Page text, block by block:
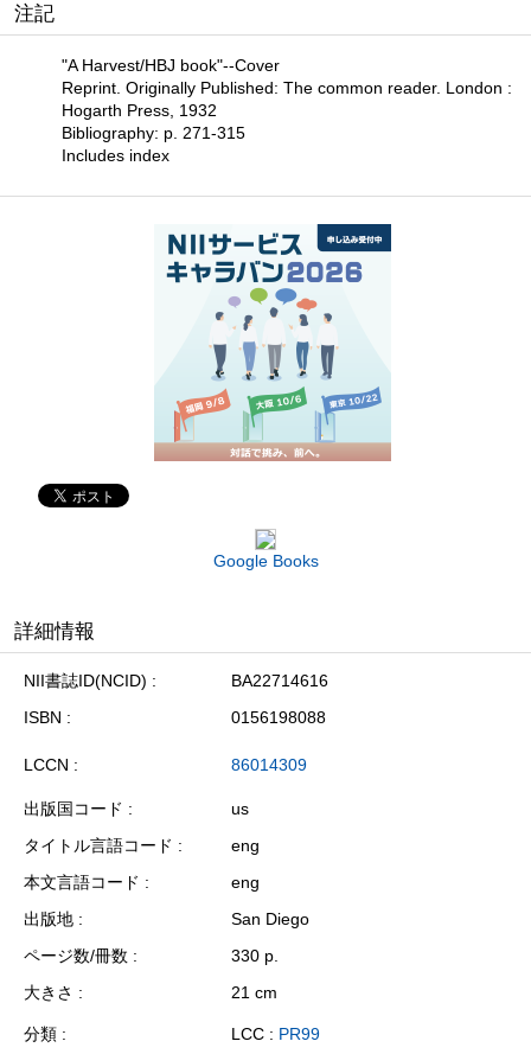
注記
"A Harvest/HBJ book"--Cover
Reprint. Originally Published: The common reader. London :
Hogarth Press, 1932
Bibliography: p. 271-315
Includes index
Google Books
詳細情報
NII書誌ID(NCID)
BA22714616
ISBN
0156198088
LCCN 86014309
出版国コード
us
タイトル言語コード
eng
本文言語コード
eng
出版地
San Diego
ページ数/冊数
330 p.
大きさ
21 cm
分類 LCC : PR99